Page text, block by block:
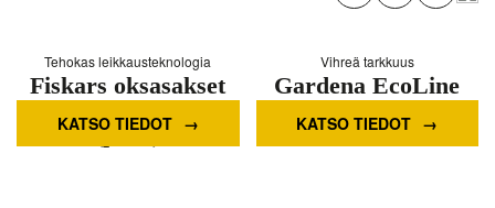
Tehokas leikkausteknologia
Fiskars oksasakset
sivuleikkurilla m
(p921)
KATSO TIEDOT
Vihreä tarkkuus
Gardena EcoLine
Secateur
KATSO TIEDOT